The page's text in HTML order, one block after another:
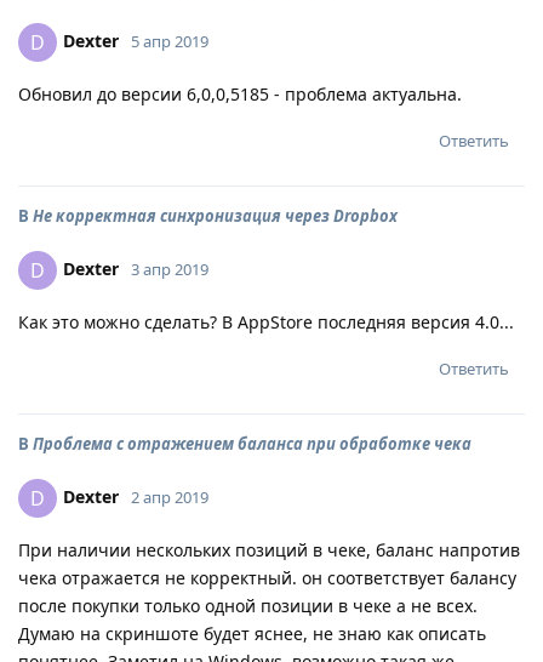
D Dexter 5 апр 2019
Обновил до версии 6,0,0,5185 - проблема актуальна.
Ответить
В Не корректная синхронизация через Dropbox
D Dexter 3 апр 2019
Как это можно сделать? В AppStore последняя версия 4.0...
Ответить
В Проблема с отражением баланса при обработке чека
D Dexter 2 апр 2019
При наличии нескольких позиций в чеке, баланс напротив
чека отражается не корректный. он соответствует балансу
после покупки только одной позиции в чеке а не всех.
Думаю на скриншоте будет яснее, не знаю как описать